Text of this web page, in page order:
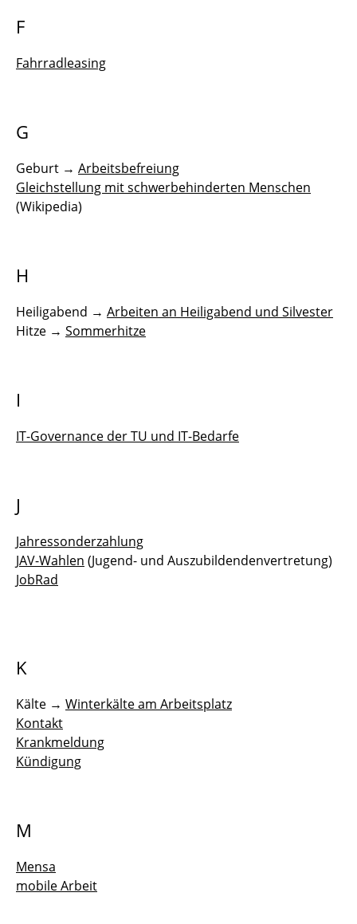
Telearbeit
Winterkälte am Arbeitsplatz
F
Fahrradleasing
G
Geburt → Arbeitsbefreiung
Gleichstellung mit schwerbehinderten Menschen
(Wikipedia)
H
Heiligabend → Arbeiten an Heiligabend und Silvester
Hitze → Sommerhitze
I
IT-Governance der TU und IT-Bedarfe
J
Jahressonderzahlung
JAV-Wahlen (Jugend- und Auszubildendenvertretung)
JobRad
K
Kälte → Winterkälte am Arbeitsplatz
Kontakt
Krankmeldung
Kündigung
M
Mensa
mobile Arbeit